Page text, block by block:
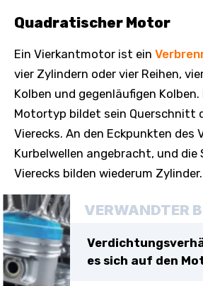
Quadratischer Motor
Ein Vierkantmotor ist ein
vier Zylindern oder vier Reihen,
Kolben und gegenläufigen Kolben.
Motortyp bildet sein Querschnitt
Vierecks. An den Eckpunkten des
Kurbelwellen angebracht, und die
Vierecks bilden wiederum Zylinder.
VERWANDTER
es sich auf den